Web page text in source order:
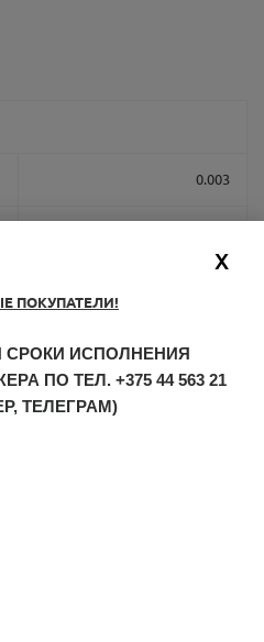
0.003
6*4,5*6,4 см
X
ПОКУПАТЕЛИ!
СРОКИ ИСПОЛНЕНИЯ
ПО ТЕЛ. +375 44 563 21
ТЕЛЕГРАМ)